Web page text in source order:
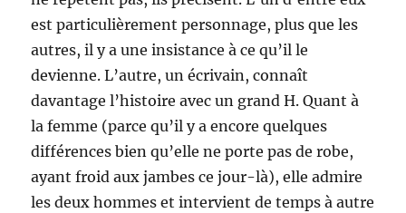
est particulièrement personnage, plus que les
autres, il y a une insistance à ce qu’il le
devienne. L’autre, un écrivain, connaît
davantage l’histoire avec un grand H. Quant à
la femme (parce qu’il y a encore quelques
différences bien qu’elle ne porte pas de robe,
ayant froid aux jambes ce jour-là), elle admire
les deux hommes et intervient de temps à autre